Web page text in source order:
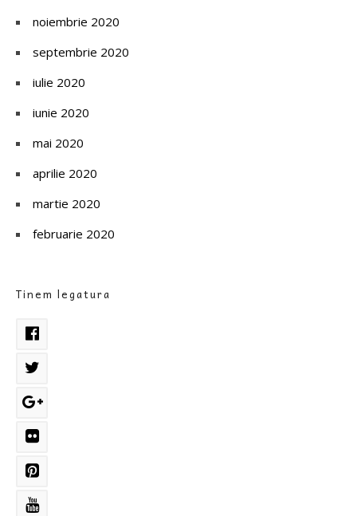
noiembrie 2020
septembrie 2020
iulie 2020
iunie 2020
mai 2020
aprilie 2020
martie 2020
februarie 2020
Tinem legatura